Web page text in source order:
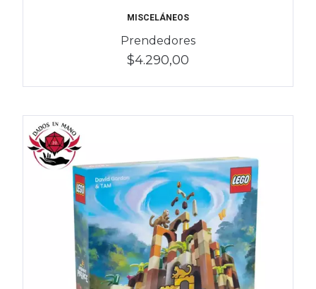
MISCELÁNEOS
Prendedores
$4.290,00